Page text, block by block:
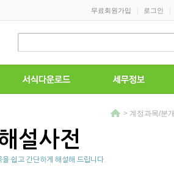
무료회원가입 로그인
> 계정과목/분개
설사전
쉽고 간단하게 해설해 드립니다.